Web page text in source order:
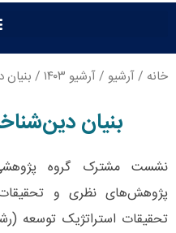
خانه /آرشیو /آرشیو ۱۴۰۳ /
بنیان
نشست مشترک گروه
پژوهش‌های نظری و
تحقیقات استراتژیک توسعه